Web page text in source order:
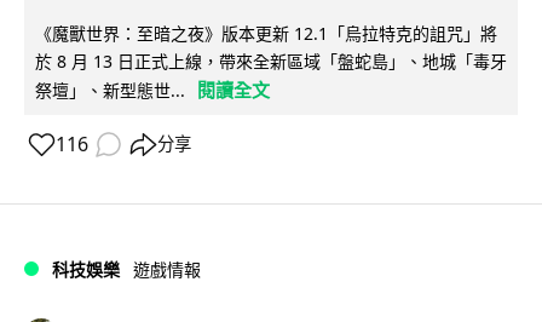
《魔獸世界：至暗之夜》版本更新 12.1「烏拉特克的詛咒」將
於 8 月 13 日正式上線，帶來全新區域「盤蛇島」、地城「毒牙
祭壇」、新型態世...
閱讀全文
116 分享
科技娛樂 遊戲情報